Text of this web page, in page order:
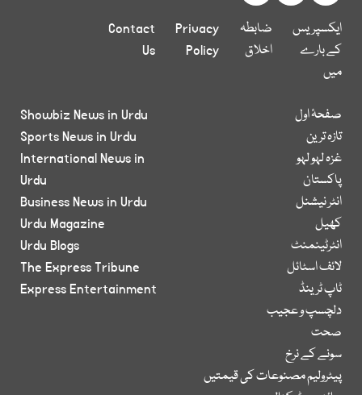
ایکسپریس
کے بارے
میں
ضابطہ
اخلاق
Privacy
Policy
Contact
Us
صفحۂ اول
تازہ ترین
غزہ لہو لہو
پاکستان
انٹر نیشنل
کھیل
انٹرٹینمنٹ
لائف اسٹائل
ٹاپ ٹرینڈ
دلچسپ و عجیب
صحت
سونے کے نرخ
پیٹرولیم مصنوعات کی قیمتیں
Showbiz News in Urdu
Sports News in Urdu
International News in
Urdu
Business News in Urdu
Urdu Magazine
Urdu Blogs
The Express Tribune
Express Entertainment